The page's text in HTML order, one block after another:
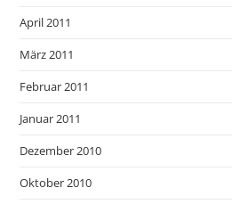
April 2011
März 2011
Februar 2011
Januar 2011
Dezember 2010
Oktober 2010